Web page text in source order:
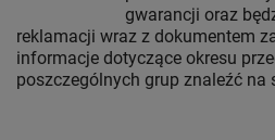
gwarancji oraz
reklamacji wraz z dokumentem
informacje dotyczące okresu
poszczególnych grup znaleźć na